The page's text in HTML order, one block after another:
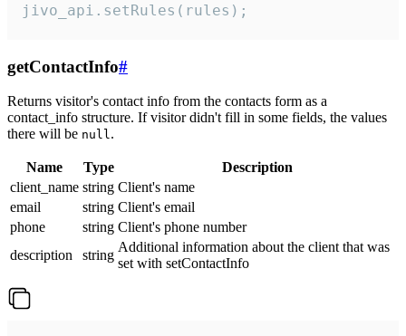
jivo_api.setRules(rules);
getContactInfo#
Returns visitor's contact info from the contacts form as a
contact_info structure. If visitor didn't fill in some fields, the values
there will be null.
Name Type
Description
client_name string Client's name
email
string Client's email
phone
string Client's phone number
description
string
Additional information about the client that was
set with setContactInfo